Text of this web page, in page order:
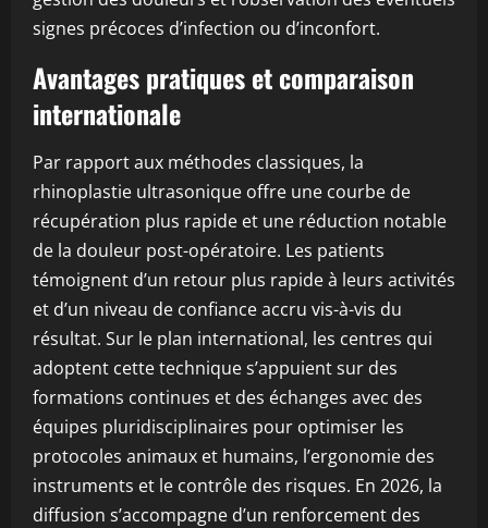
signes précoces d’infection ou d’inconfort.
Avantages pratiques et comparaison
internationale
Par rapport aux méthodes classiques, la
rhinoplastie ultrasonique offre une courbe de
récupération plus rapide et une réduction notable
de la douleur post-opératoire. Les patients
témoignent d’un retour plus rapide à leurs activités
et d’un niveau de confiance accru vis-à-vis du
résultat. Sur le plan international, les centres qui
adoptent cette technique s’appuient sur des
formations continues et des échanges avec des
équipes pluridisciplinaires pour optimiser les
protocoles animaux et humains, l’ergonomie des
instruments et le contrôle des risques. En 2026, la
diffusion s’accompagne d’un renforcement des